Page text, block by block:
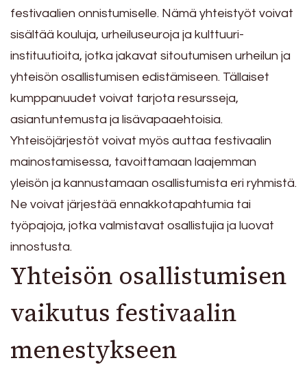
festivaalien onnistumiselle. Nämä yhteistyöt voivat
sisältää kouluja, urheiluseuroja ja kulttuuri-
instituutioita, jotka jakavat sitoutumisen urheilun ja
yhteisön osallistumisen edistämiseen. Tällaiset
kumppanuudet voivat tarjota resursseja,
asiantuntemusta ja lisävapaaehtoisia.
Yhteisöjärjestöt voivat myös auttaa festivaalin
mainostamisessa, tavoittamaan laajemman
yleisön ja kannustamaan osallistumista eri ryhmistä.
Ne voivat järjestää ennakkotapahtumia tai
työpajoja, jotka valmistavat osallistujia ja luovat
innostusta.
Yhteisön osallistumisen
vaikutus festivaalin
menestykseen